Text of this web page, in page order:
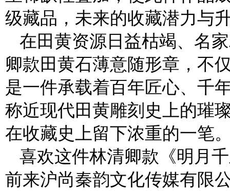
级藏品，未来的收藏潜力与
在田黄资源日益枯竭、名
卿款田黄石薄意随形章，不
是一件承载着百年匠心、千
称近现代田黄雕刻史上的璀
在收藏史上留下浓重的一笔
喜欢这件林清卿款《明月
前来沪尚秦韵文化传媒有限